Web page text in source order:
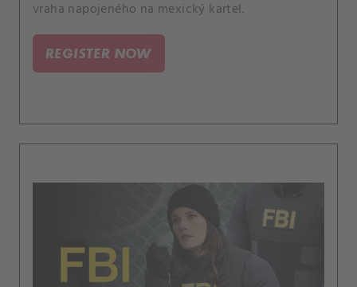
vraha napojeného na mexický kartel.
REGISTER NOW